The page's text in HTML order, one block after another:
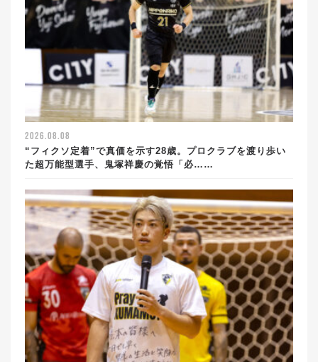
2026.08.08
“フィクソ定着”で真価を示す28歳。プロクラブを渡り歩い
た超万能型選手、鬼塚祥慶の覚悟「必……